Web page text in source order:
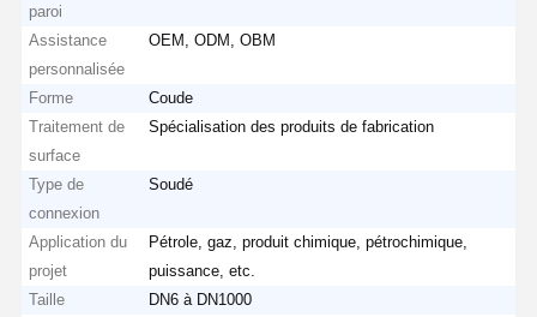
paroi
Assistance
personnalisée
OEM, ODM, OBM
Forme
Coude
Traitement de
surface
Spécialisation des produits de fabrication
Type de
connexion
Soudé
Application du
projet
Pétrole, gaz, produit chimique, pétrochimique,
puissance, etc.
Taille
DN6 à DN1000